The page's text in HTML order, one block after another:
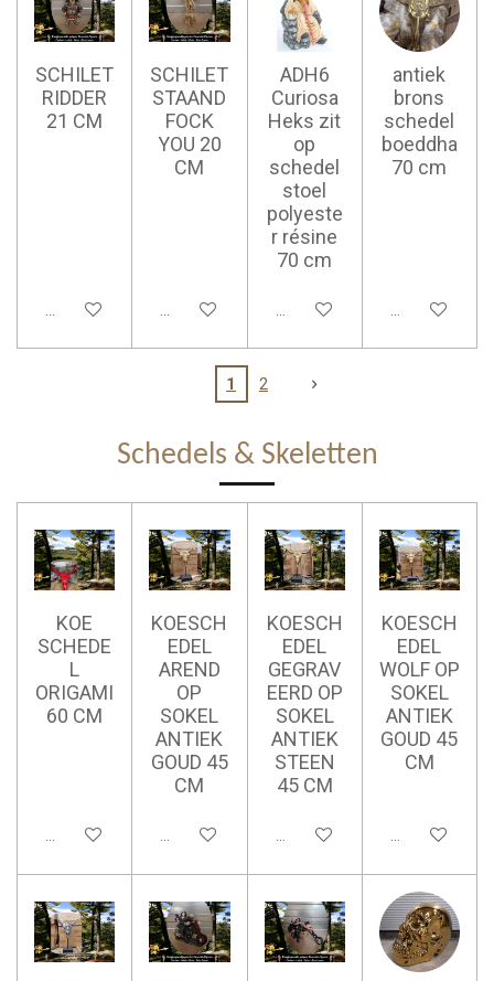
SCHILET
RIDDER
21 CM
Ajouter au panier
SCHILET
STAAND
FOCK
YOU 20
CM
Ajouter au panier
ADH6
Curiosa
Heks zit
op
schedel
stoel
polyeste
r résine
70 cm
Ajouter au panier
antiek
brons
schedel
boeddha
70 cm
Ajouter au
1 2
Schedels & Skeletten
KOE
SCHEDE
L
ORIGAMI
60 CM
Ajouter au panier
KOESCH
EDEL
AREND
OP
SOKEL
ANTIEK
GOUD 45
CM
Ajouter au panier
KOESCH
EDEL
GEGRAV
EERD OP
SOKEL
ANTIEK
STEEN
45 CM
Ajouter au panier
KOESCH
EDEL
WOLF OP
SOKEL
ANTIEK
GOUD 45
CM
Ajouter au